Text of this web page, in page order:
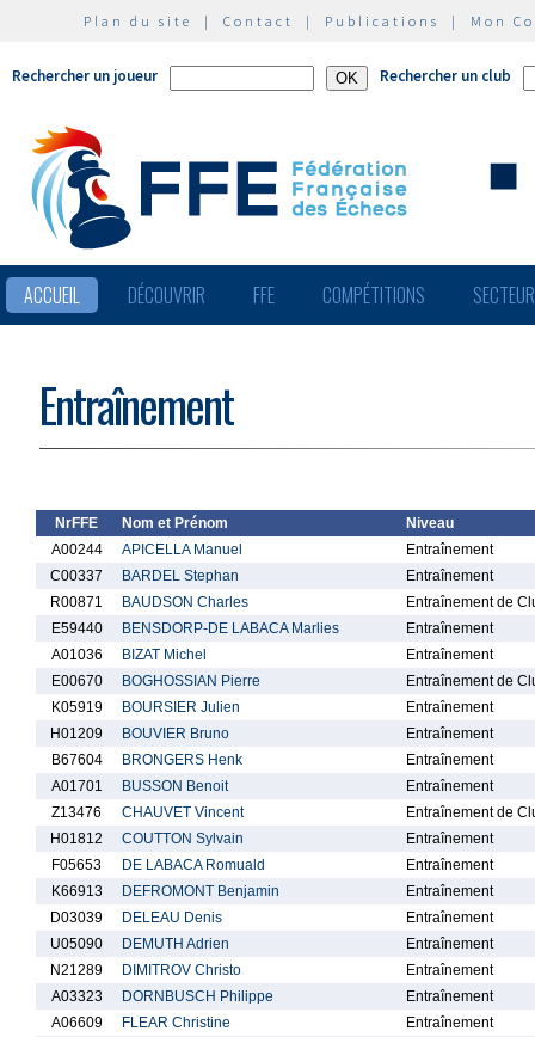
Plan du site | Contact | Publications | Mon
Rechercher un joueur Rechercher un club
ACCUEIL DÉCOUVRIR FFE COMPÉTITIONS
Entraînement
NrFFE Nom et Prénom
Niveau
A00244
APICELLA Manuel
Entraînement
C00337
BARDEL Stephan
Entraînement
R00871
BAUDSON Charles
Entraînement de
E59440
BENSDORP-DE LABACA Marlies
Entraînement
A01036
BIZAT Michel
Entraînement
E00670
BOGHOSSIAN Pierre
Entraînement de
K05919
BOURSIER Julien
Entraînement
H01209
BOUVIER Bruno
Entraînement
B67604
BRONGERS Henk
Entraînement
A01701
BUSSON Benoit
Entraînement
Z13476
CHAUVET Vincent
Entraînement de
H01812
COUTTON Sylvain
Entraînement
F05653
DE LABACA Romuald
Entraînement
K66913
DEFROMONT Benjamin
Entraînement
D03039
DELEAU Denis
Entraînement
U05090
DEMUTH Adrien
Entraînement
N21289
DIMITROV Christo
Entraînement
A03323
DORNBUSCH Philippe
Entraînement
A06609
FLEAR Christine
Entraînement